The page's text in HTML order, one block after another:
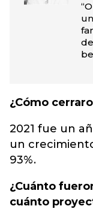
¿Cómo
2021 fue un
un
93%.
¿Cuánto
cuánto